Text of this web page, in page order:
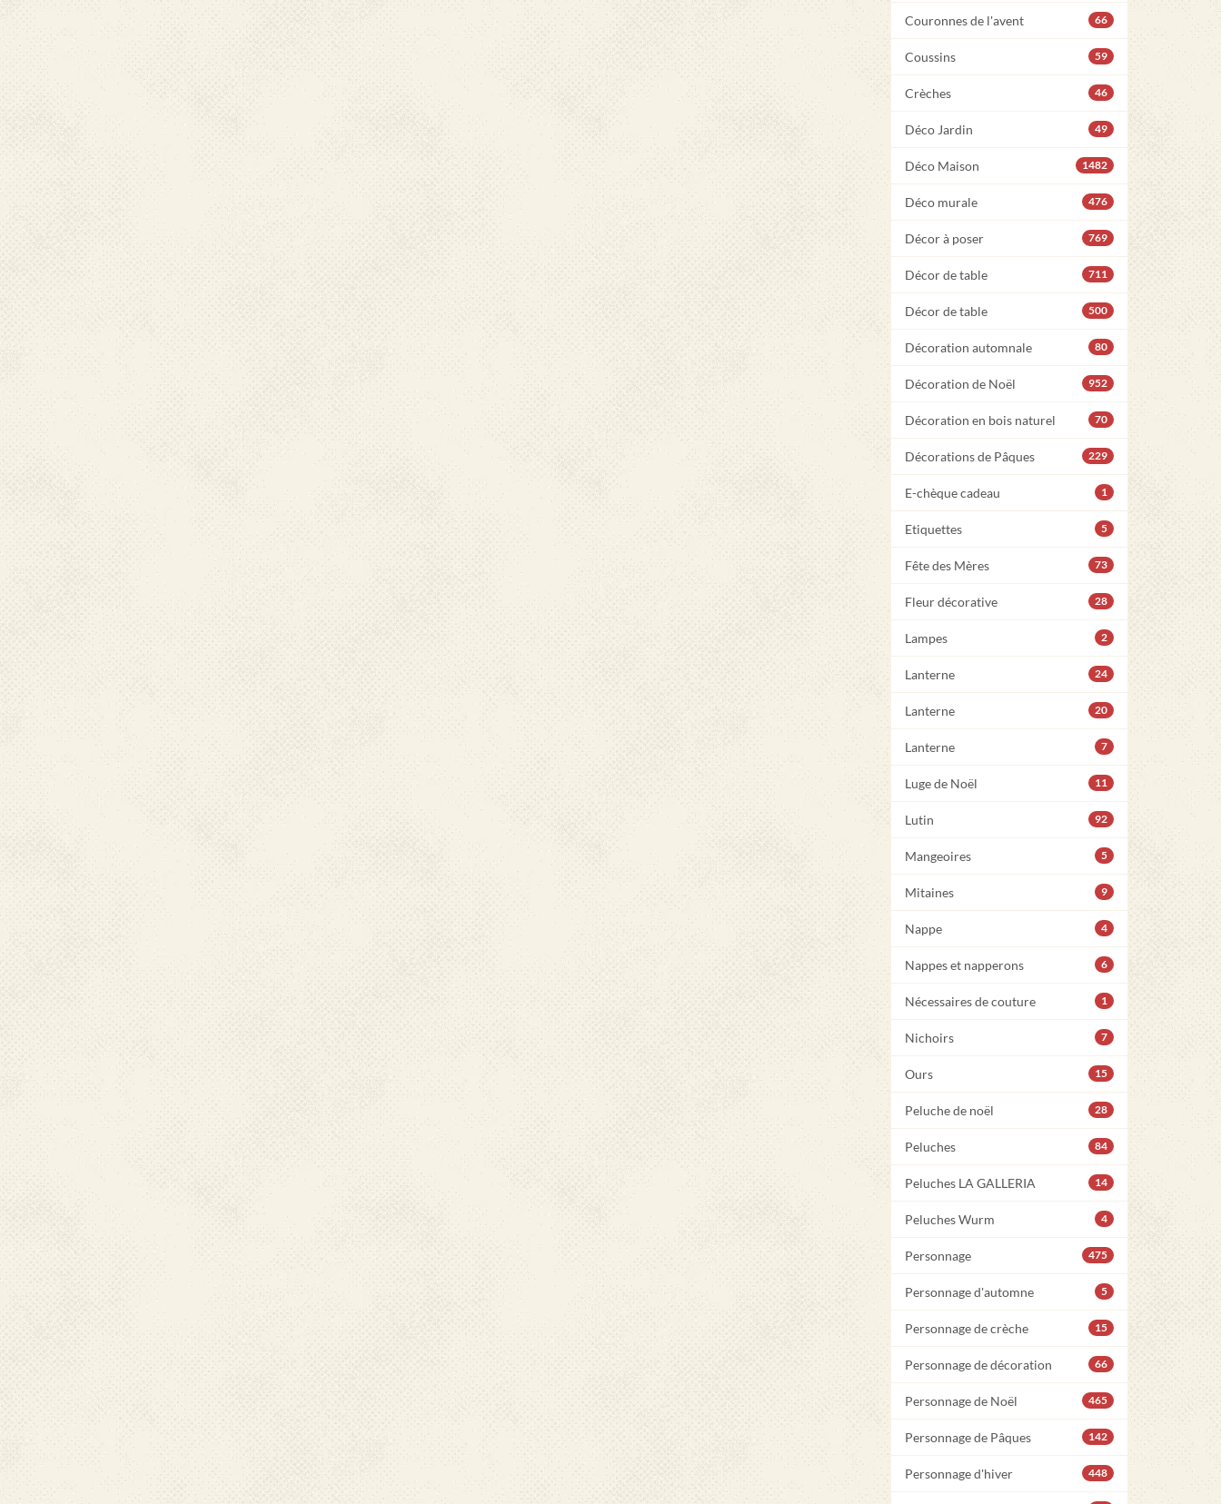
Couronnes de l'avent 66
Coussins 59
Crèches 46
Déco Jardin 49
Déco Maison 1482
Déco murale 476
Décor à poser 769
Décor de table 711
Décor de table 500
Décoration automnale 80
Décoration de Noël 952
Décoration en bois naturel 70
Décorations de Pâques 229
E-chèque cadeau 1
Etiquettes 5
Fête des Mères 73
Fleur décorative 28
Lampes 2
Lanterne 24
Lanterne 20
Lanterne 7
Luge de Noël 11
Lutin 92
Mangeoires 5
Mitaines 9
Nappe 4
Nappes et napperons 6
Nécessaires de couture 1
Nichoirs 7
Ours 15
Peluche de noël 28
Peluches 84
Peluches LA GALLERIA 14
Peluches Wurm 4
Personnage 475
Personnage d'automne 5
Personnage de crèche 15
Personnage de décoration 66
Personnage de Noël 465
Personnage de Pâques 142
Personnage d'hiver 448